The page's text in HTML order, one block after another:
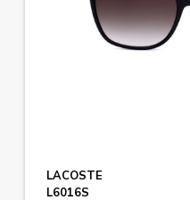
LACOSTE
L6016S